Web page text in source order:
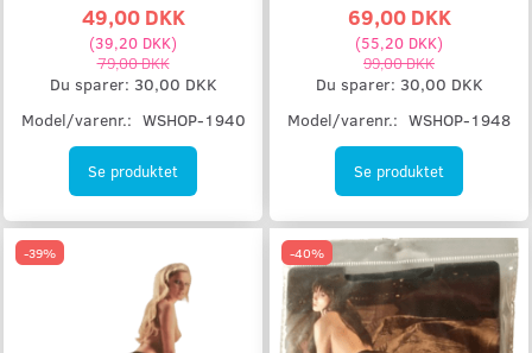
49,00 DKK
(39,20 DKK)
79,00 DKK
Du sparer: 30,00 DKK
Model/varenr.: WSHOP-1940
Se produktet
69,00 DKK
(55,20 DKK)
99,00 DKK
Du sparer: 30,00 DKK
Model/varenr.: WSHOP-1948
Se produktet
-39% -40%